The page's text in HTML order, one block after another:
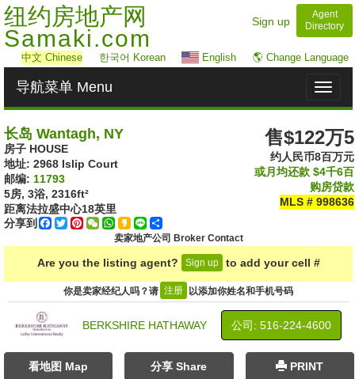
纽约房地产网
Samaki.com
Sign up
Agent
Directory
中文 Chinese 한국어 Korean English 🌎 Change Language
Toggle
导航菜单 Menu
长岛 Wantagh, NY
房子 HOUSE
地址: ‎2968 Islip Court
邮编: 11793
5房, 3浴, 2316ft²
距离法拉盛中心18英里
分享到
Facebook
TwitterPinterest
WeChat
WhatsApp
Kakao
Line
售$122万5
约人民币8百万元
或月均还款 $4千6百
购房贷款
MLS # 998636
卖家地产公司 Broker Contact
Are you the listing agent? Sign up to add your cell #
你是卖家经纪人吗？请 注册 以添加你姓名和手机号码
BERKSHIRE HATHAWAY 公司: ‍516-224-4600
看地图 Map 分享 Share PRINT